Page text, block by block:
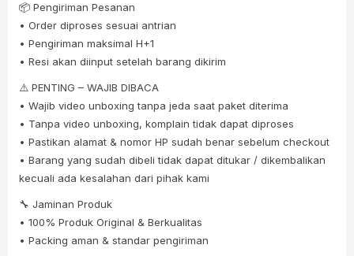
📦 Pengiriman Pesanan
• Order diproses sesuai antrian
• Pengiriman maksimal H+1
• Resi akan diinput setelah barang dikirim
⚠️ PENTING – WAJIB DIBACA
• Wajib video unboxing tanpa jeda saat paket diterima
• Tanpa video unboxing, komplain tidak dapat diproses
• Pastikan alamat & nomor HP sudah benar sebelum checkout
• Barang yang sudah dibeli tidak dapat ditukar / dikembalikan
kecuali ada kesalahan dari pihak kami
🔧 Jaminan Produk
• 100% Produk Original & Berkualitas
• Packing aman & standar pengiriman